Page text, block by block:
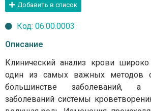
Добавить в список
Код: 06.00.0003
Описание
Клинический анализ крови широко
один из самых важных методов
большинстве заболеваний, а
заболеваний системы